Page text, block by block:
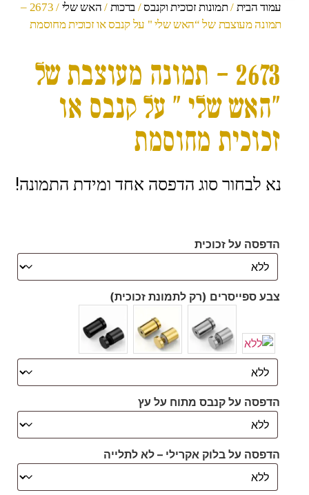
עמוד הבית /תמונות זכוכית וקנבס/ ברכות / האש שלי
/ 2673 –
תמונה מעוצבת של “האש שלי " על קנבס או זכוכית מחוסמת
2673 – תמונה מעוצבת של
“האש שלי " על קנבס או
זכוכית מחוסמת
נא לבחור סוג הדפסה אחד ומידת התמונה!
הדפסה על זכוכית
צבע ספייסרים (רק לתמונת זכוכית)
הדפסה על קנבס מתוח על עץ
הדפסה על בלוק אקרילי – לא לתלייה